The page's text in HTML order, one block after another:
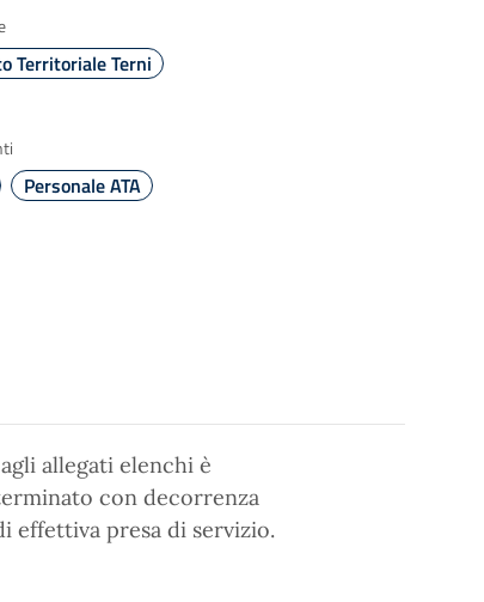
Territoriale Terni
Personale ATA
allegati elenchi è
con decorrenza
effettiva presa di servizio.